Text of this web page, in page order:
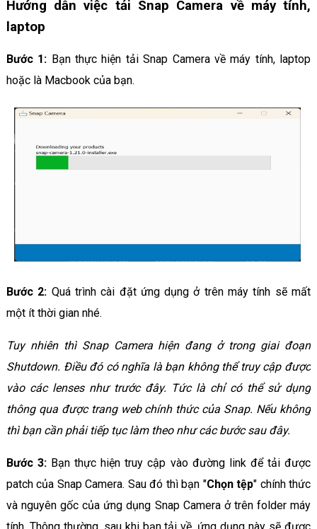
Hướng dẫn việc tải Snap Camera về máy tính,
laptop
Bước 1: Bạn thực hiện tải Snap Camera về máy tính, laptop
hoặc là Macbook của bạn.
Bước 2: Quá trình cài đặt ứng dụng ở trên máy tính sẽ mất
một ít thời gian nhé.
Tuy nhiên thì Snap Camera hiện đang ở trong giai đoạn
Shutdown. Điều đó có nghĩa là bạn không thể truy cập được
vào các lenses như trước đây. Tức là chỉ có thể sử dụng
thông qua được trang web chính thức của Snap. Nếu không
thì bạn cần phải tiếp tục làm theo như các bước sau đây.
Bước 3: Bạn thực hiện truy cập vào đường link để tải được
patch của Snap Camera. Sau đó thì bạn "Chọn tệp" chính thức
và nguyên gốc của ứng dụng Snap Camera ở trên folder máy